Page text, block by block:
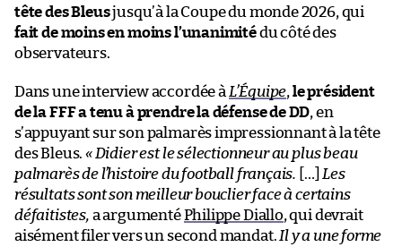
tête des Bleusjusqu’à la Coupe du monde 2026, qui
fait de moins en moins l’unanimitédu côté des
observateurs.
Dans une interview accordée à L’Équipe, le président
de la FFF a tenu à prendre la défense de DD, en
s’appuyant sur son palmarès impressionnant à la tête
des Bleus.« Didier est le sélectionneur au plus beau
palmarès de l’histoire du football français. […] Les
résultats sont son meilleur bouclier face à certains
défaitistes, a argumentéPhilippe Diallo, qui devrait
aisément filer vers un second mandat. Il y a une forme